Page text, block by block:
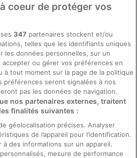
BONUS+ d’ebookers
de contenus
ou de propriété de vacances
coeur de protéger vos
ses347 partenaires stockent et/ou
telles que les identifiants uniques
les données personnelles, sur un
accepter ou gérer vos préférences en
à tout moment sur la page de la politique
préférences seront signalées à nos
pas les données de navigation.
nos partenaires externes, traitent
finalités suivantes :
géolocalisation précises. Analyser
de l’appareil pour l’identification.
des informations sur un appareil.
mesure de performance